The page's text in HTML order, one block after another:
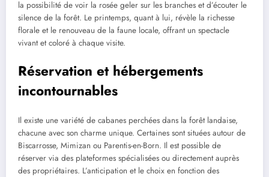
la possibilité de voir la rosée geler sur les branches et d’écouter le
silence de la forêt. Le printemps, quant à lui, révèle la richesse
florale et le renouveau de la faune locale, offrant un spectacle
vivant et coloré à chaque visite.
Réservation et hébergements
incontournables
Il existe une variété de cabanes perchées dans la forêt landaise,
chacune avec son charme unique. Certaines sont situées autour de
Biscarrosse, Mimizan ou Parentis-en-Born. Il est possible de
réserver via des plateformes spécialisées ou directement auprès
des propriétaires. L’anticipation et le choix en fonction des